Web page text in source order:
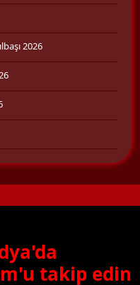
2026
takip edin